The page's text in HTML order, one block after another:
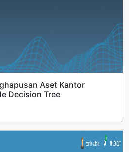
Aset Kantor
Decision Tree